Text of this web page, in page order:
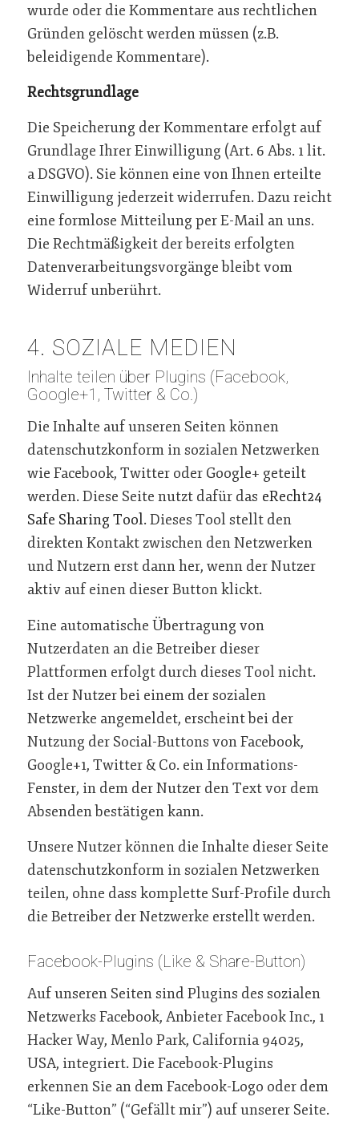
wurde oder die Kommentare aus rechtlichen
Gründen gelöscht werden müssen (z.B.
beleidigende Kommentare).
Rechtsgrundlage
Die Speicherung der Kommentare erfolgt auf
Grundlage Ihrer Einwilligung (Art. 6 Abs. 1 lit.
a DSGVO). Sie können eine von Ihnen erteilte
Einwilligung jederzeit widerrufen. Dazu reicht
eine formlose Mitteilung per E-Mail an uns.
Die Rechtmäßigkeit der bereits erfolgten
Datenverarbeitungsvorgänge bleibt vom
Widerruf unberührt.
4. SOZIALE MEDIEN
Inhalte teilen über Plugins (Facebook,
Google+1, Twitter & Co.)
Die Inhalte auf unseren Seiten können
datenschutzkonform in sozialen Netzwerken
wie Facebook, Twitter oder Google+ geteilt
werden. Diese Seite nutzt dafür das eRecht24
Safe Sharing Tool. Dieses Tool stellt den
direkten Kontakt zwischen den Netzwerken
und Nutzern erst dann her, wenn der Nutzer
aktiv auf einen dieser Button klickt.
Eine automatische Übertragung von
Nutzerdaten an die Betreiber dieser
Plattformen erfolgt durch dieses Tool nicht.
Ist der Nutzer bei einem der sozialen
Netzwerke angemeldet, erscheint bei der
Nutzung der Social-Buttons von Facebook,
Google+1, Twitter & Co. ein Informations-
Fenster, in dem der Nutzer den Text vor dem
Absenden bestätigen kann.
Unsere Nutzer können die Inhalte dieser Seite
datenschutzkonform in sozialen Netzwerken
teilen, ohne dass komplette Surf-Profile durch
die Betreiber der Netzwerke erstellt werden.
Facebook-Plugins (Like & Share-Button)
Auf unseren Seiten sind Plugins des sozialen
Netzwerks Facebook, Anbieter Facebook Inc., 1
Hacker Way, Menlo Park, California 94025,
USA, integriert. Die Facebook-Plugins
erkennen Sie an dem Facebook-Logo oder dem
“Like-Button” (“Gefällt mir”) auf unserer Seite.